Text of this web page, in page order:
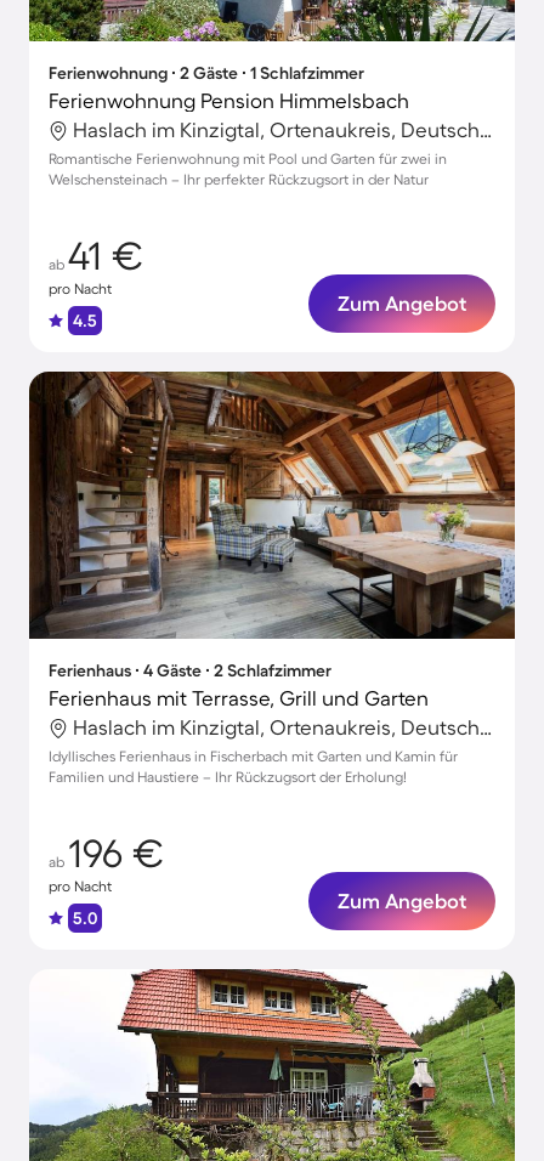
Ferienwohnung ∙ 2 Gäste ∙ 1 Schlafzimmer
Ferienwohnung Pension Himmelsbach
Haslach im Kinzigtal, Ortenaukreis, Deutschland
Romantische Ferienwohnung mit Pool und Garten für zwei in
Welschensteinach – Ihr perfekter Rückzugsort in der Natur
ab 41 €
pro Nacht
4.5
Zum Angebot
Ferienhaus ∙ 4 Gäste ∙ 2 Schlafzimmer
Ferienhaus mit Terrasse, Grill und Garten
Haslach im Kinzigtal, Ortenaukreis, Deutschland
Idyllisches Ferienhaus in Fischerbach mit Garten und Kamin für
Familien und Haustiere – Ihr Rückzugsort der Erholung!
ab 196 €
pro Nacht
5.0
Zum Angebot